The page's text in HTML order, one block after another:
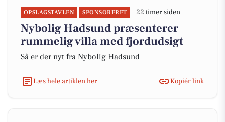
OPSLAGSTAVLEN SPONSORERET 22 timer siden
Nybolig Hadsund præsenterer
rummelig villa med fjordudsigt
Så er der nyt fra Nybolig Hadsund
Læs hele artiklen her Kopiér link